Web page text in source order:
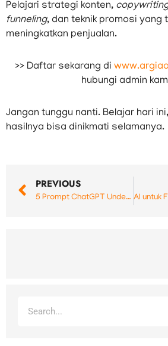
Pelajari strategi konten,
funneling, dan teknik promosi yang
meningkatkan penjualan.
>> Daftar sekarang di
hubungi admin
Jangan tunggu nanti. Belajar hari
hasilnya bisa dinikmati selamanya.
PREVIOUS
5 Prompt ChatGPT Underrated yang Powerful untuk Digital Marketer